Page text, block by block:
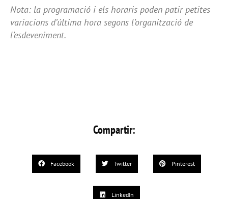
Nota: la programació i els horaris poden patir petites
variacions d’última hora segons l’organització de
l’esdeveniment.
Compartir:
Facebook Twitter Pinterest
LinkedIn